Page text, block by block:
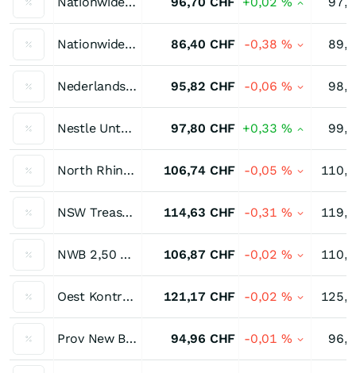
Nationwide Build 0,485 % bis 07/44 86,40 CHF -0,38 %
Nederlandse Waterschapsbank Staatsnahe Anleihen 0,625 % bis 08/37 95,82 CHF -0,06 %
Nestle Unternehmensanleihe 0,55 % bis 10/32 97,80 CHF +0,33 %
North Rhine-W 2,50 % bis 04/30 106,74 CHF -0,05 %
NSW Treasury 2,375 % bis 04/41 114,63 CHF -0,31 %
NWB 2,50 % bis 04/30 106,87 CHF -0,02 %
Oest Kontrollbk 3,25 % bis 07/36 121,17 CHF -0,02 %
Prov New Brunswick 0,125 % bis 12/32 94,96 CHF -0,01 %